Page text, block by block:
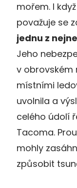
mořem. I
považuje se
jednu z
Jeho
v obrovském
místními
uvolnila a
celého údolí
Tacoma.
mohly
způsobit